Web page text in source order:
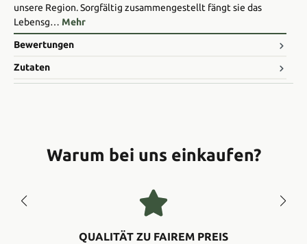
unsere Region. Sorgfältig zusammengestellt fängt sie das
Lebensg… Mehr
Bewertungen
Zutaten
Warum bei uns einkaufen?
QUALITÄT ZU FAIREM PREIS